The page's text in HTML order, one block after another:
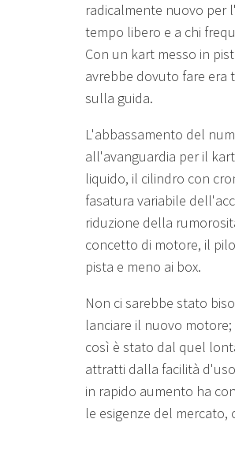
radicalmente nuovo per
tempo libero e a chi
Con un kart messo in
avrebbe dovuto fare era
sulla guida.
L'abbassamento del
all'avanguardia per il
liquido, il cilindro con
fasatura variabile
riduzione della
concetto di motore, il
pista e meno ai box.
Non ci sarebbe stato
lanciare il nuovo
così è stato dal quel
attratti dalla facilità
in rapido aumento ha
le esigenze del